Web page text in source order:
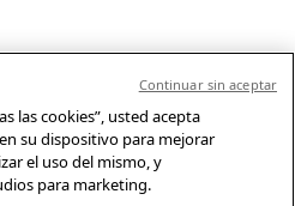
las cookies”, usted acepta
su dispositivo para mejorar
el uso del mismo, y
para marketing.
Continuar sin aceptar